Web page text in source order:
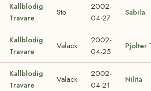
Kallblodig
Travare
Sto
2002-
04-27
Sabila
Kallblodig
Travare
Valack
2002-
04-25
Pjolter
Kallblodig
Travare
Valack
2002-
04-21
Nilita